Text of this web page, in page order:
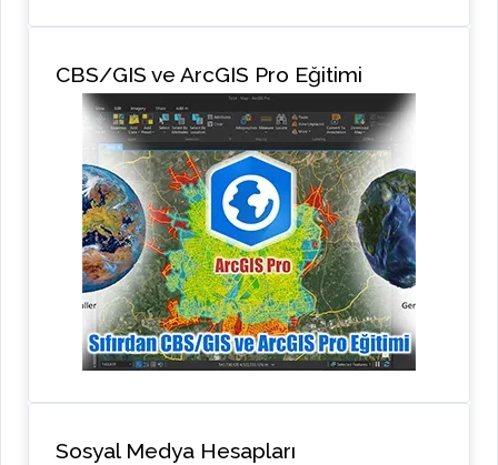
CBS/GIS ve ArcGIS Pro Eğitimi
Sosyal Medya Hesapları